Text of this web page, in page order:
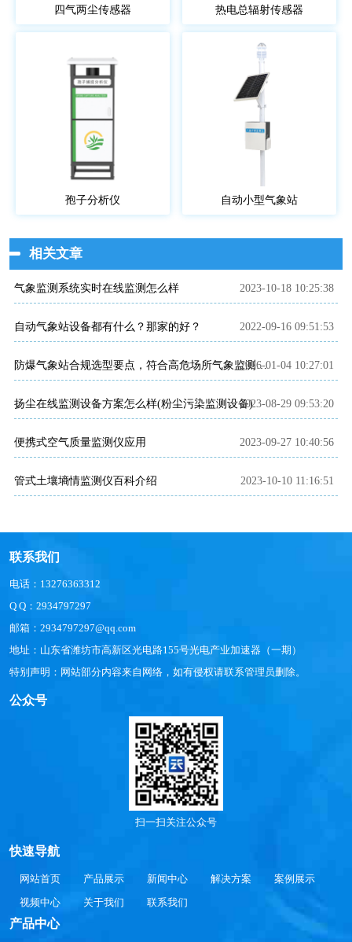
四气两尘传感器 热电总辐射传感器
孢子分析仪 自动小型气象站
相关文章
气象监测系统实时在线监测怎么样 2023-10-18 10:25:38
自动气象站设备都有什么？那家的好？ 2022-09-16 09:51:53
防爆气象站合规选型要点，符合高危场所气象监测新规！
2026-01-04 10:27:01
扬尘在线监测设备方案怎么样(粉尘污染监测设备)2023-08-29 09:53:20
便携式空气质量监测仪应用 2023-09-27 10:40:56
管式土壤墒情监测仪百科介绍 2023-10-10 11:16:51
联系我们
电话：13276363312
Q Q：2934797297
邮箱：2934797297@qq.com
地址：山东省潍坊市高新区光电路155号光电产业加速器（一期）
特别声明：网站部分内容来自网络，如有侵权请联系管理员删除。
公众号
扫一扫关注公众号
快速导航
网站首页 产品展示 新闻中心 解决方案
案例展示
视频中心
关于我们 联系我们
产品中心